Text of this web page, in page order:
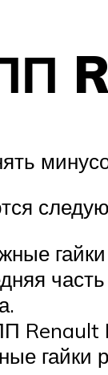
Renault
гайки